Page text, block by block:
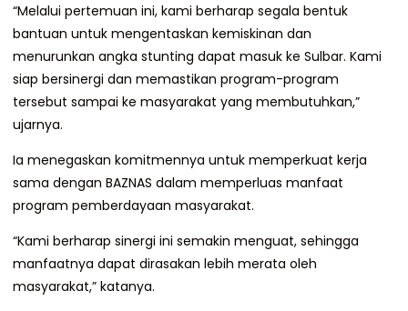
“Melalui pertemuan ini, kami berharap segala bentuk
bantuan untuk mengentaskan kemiskinan dan
menurunkan angka stunting dapat masuk ke Sulbar. Kami
siap bersinergi dan memastikan program-program
tersebut sampai ke masyarakat yang membutuhkan,”
ujarnya.
Ia menegaskan komitmennya untuk memperkuat kerja
sama dengan BAZNAS dalam memperluas manfaat
program pemberdayaan masyarakat.
“Kami berharap sinergi ini semakin menguat, sehingga
manfaatnya dapat dirasakan lebih merata oleh
masyarakat,” katanya.